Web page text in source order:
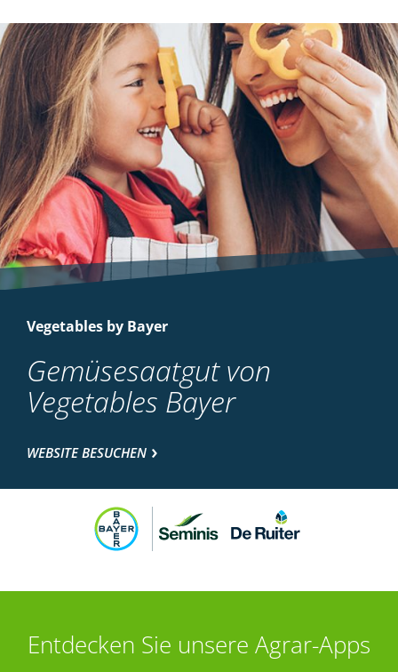
Vegetables by Bayer
Gemüsesaatgut von
Vegetables Bayer
WEBSITE BESUCHEN
Entdecken Sie unsere Agrar-Apps